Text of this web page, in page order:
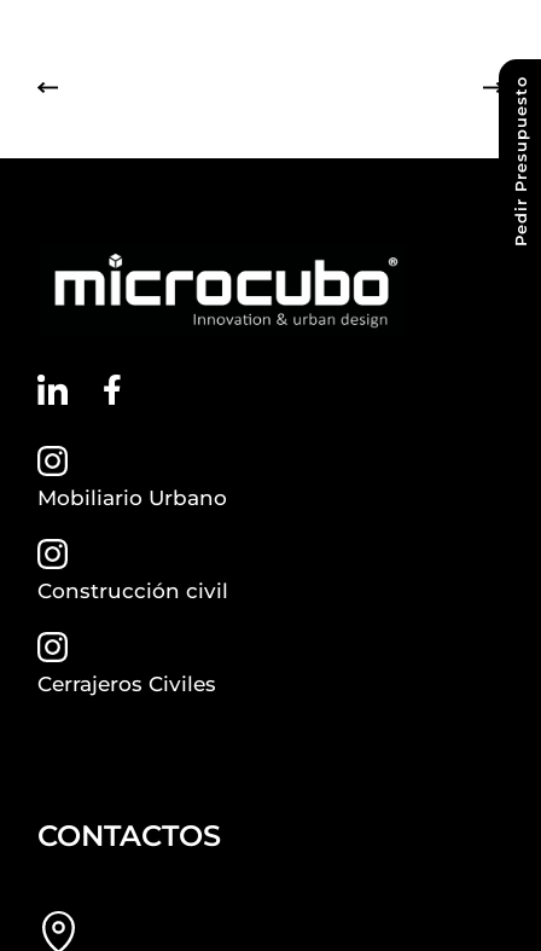
Mobiliario Urbano
Construcción civil
Cerrajeros Civiles
CONTACTOS
Pedir Presupuesto